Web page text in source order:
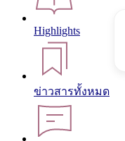
Highlights
ข่าวสารทั้งหมด